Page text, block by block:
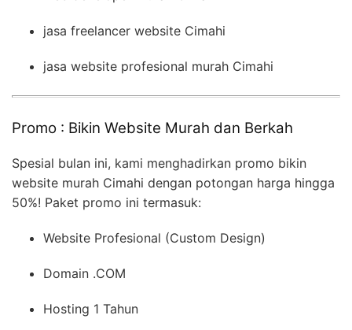
jasa freelancer website Cimahi
jasa website profesional murah Cimahi
Promo : Bikin Website Murah dan Berkah
Spesial bulan ini, kami menghadirkan promo bikin
website murah Cimahi dengan potongan harga hingga
50%! Paket promo ini termasuk:
Website Profesional (Custom Design)
Domain .COM
Hosting 1 Tahun